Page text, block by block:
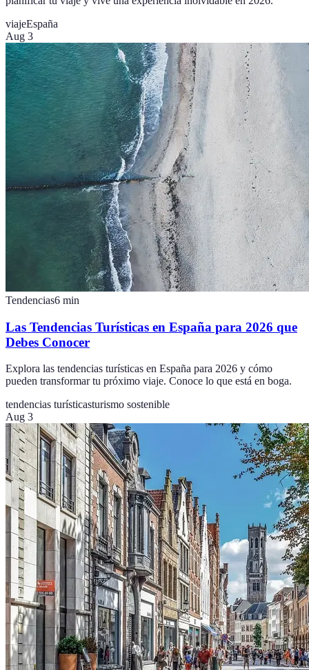
viajeEspaña
Aug 3
Tendencias6 min
Las Tendencias Turísticas en España para 2026 que
Debes Conocer
Explora las tendencias turísticas en España para 2026 y cómo
pueden transformar tu próximo viaje. Conoce lo que está en boga.
tendencias turísticasturismo sostenible
Aug 3